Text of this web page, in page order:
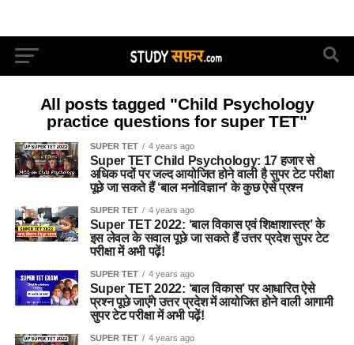
All posts tagged "Child Psychology
practice questions for super TET"
SUPER TET 4 years ago
Super TET Child Psychology: 17 हजार से
अधिक पदों पर जल्द आयोजित होने वाली है सुपर टेट परीक्षा
पूछे जा सकते हैं ‘बाल मनोविज्ञान’ के कुछ ऐसे प्रश्न
SUPER TET 4 years ago
Super TET 2022: ‘बाल विकास एवं शिक्षाशास्त्र’ के
इस लेवल के सवाल पूछे जा सकते हैं उत्तर प्रदेश सुपर टेट
परीक्षा में अभी पढ़ें!
SUPER TET 4 years ago
Super TET 2022: ‘बाल विकास’ पर आधारित ऐसे
प्रश्न पूछे जाएंगे उत्तर प्रदेश में आयोजित होने वाली आगामी
सुपर टेट परीक्षा में अभी पढ़ें!
SUPER TET 4 years ago